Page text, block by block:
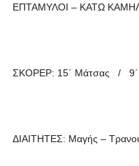
ΕΠΤΑΜΥΛΟΙ – ΚΑΤΩ
ΣΚΟΡΕΡ: 15΄ Μάτσας / 9΄
ΔΙΑΙΤΗΤΕΣ: Μαγής –